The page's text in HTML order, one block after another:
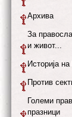
Архива
За
и живот...
Историја
Против
Големи
празници